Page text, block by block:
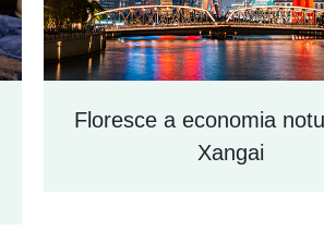
Floresce a economia
Xangai